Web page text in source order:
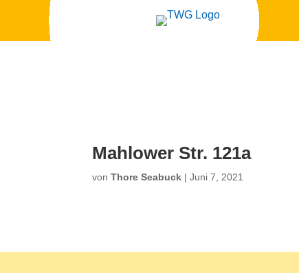
Mahlower Str. 121a
vonThore Seabuck |Juni 7, 2021